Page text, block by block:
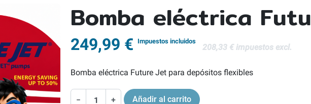
Bomba eléctrica
249,99 € Impuestos incluidos
208,33 € impuestos excl.
Bomba eléctrica Future Jet para depósitos flexibles
− + Añadir al carrito